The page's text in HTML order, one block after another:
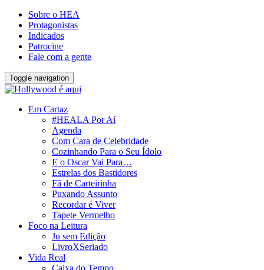
Sobre o HEA
Protagonistas
Indicados
Patrocine
Fale com a gente
Toggle navigation
Em Cartaz
#HEALA Por Aí
Agenda
Com Cara de Celebridade
Cozinhando Para o Seu Ídolo
E o Oscar Vai Para…
Estrelas dos Bastidores
Fã de Carteirinha
Puxando Assunto
Recordar é Viver
Tapete Vermelho
Foco na Leitura
Ju sem Edição
LivroXSeriado
Vida Real
Caixa do Tempo